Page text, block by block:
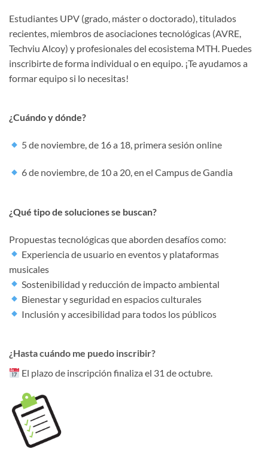
Estudiantes UPV (grado, máster o doctorado), titulados
recientes, miembros de asociaciones tecnológicas (AVRE,
Techviu Alcoy) y profesionales del ecosistema MTH. Puedes
inscribirte de forma individual o en equipo. ¡Te ayudamos a
formar equipo si lo necesitas!
¿Cuándo y dónde?
5 de noviembre, de 16 a 18, primera sesión online
6 de noviembre, de 10 a 20, en el Campus de Gandia
¿Qué tipo de soluciones se buscan?
Propuestas tecnológicas que aborden desafíos como:
Experiencia de usuario en eventos y plataformas
musicales
Sostenibilidad y reducción de impacto ambiental
Bienestar y seguridad en espacios culturales
Inclusión y accesibilidad para todos los públicos
¿Hasta cuándo me puedo inscribir?
El plazo de inscripción finaliza el 31 de octubre.